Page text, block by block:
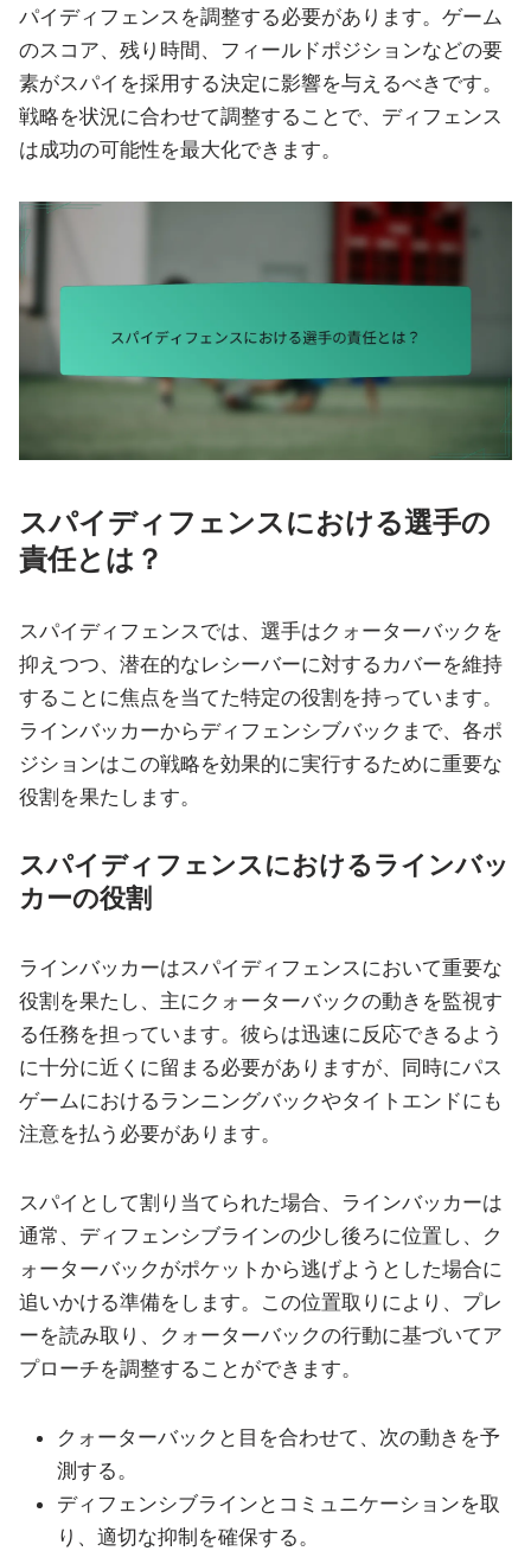
パイディフェンスを調整する必要があります。ゲーム
のスコア、残り時間、フィールドポジションなどの要
素がスパイを採用する決定に影響を与えるべきです。
戦略を状況に合わせて調整することで、ディフェンス
は成功の可能性を最大化できます。
スパイディフェンスにおける選手の
責任とは？
スパイディフェンスでは、選手はクォーターバックを
抑えつつ、潜在的なレシーバーに対するカバーを維持
することに焦点を当てた特定の役割を持っています。
ラインバッカーからディフェンシブバックまで、各ポ
ジションはこの戦略を効果的に実行するために重要な
役割を果たします。
スパイディフェンスにおけるラインバッ
カーの役割
ラインバッカーはスパイディフェンスにおいて重要な
役割を果たし、主にクォーターバックの動きを監視す
る任務を担っています。彼らは迅速に反応できるよう
に十分に近くに留まる必要がありますが、同時にパス
ゲームにおけるランニングバックやタイトエンドにも
注意を払う必要があります。
スパイとして割り当てられた場合、ラインバッカーは
通常、ディフェンシブラインの少し後ろに位置し、ク
ォーターバックがポケットから逃げようとした場合に
追いかける準備をします。この位置取りにより、プレ
ーを読み取り、クォーターバックの行動に基づいてア
プローチを調整することができます。
クォーターバックと目を合わせて、次の動きを予
測する。
ディフェンシブラインとコミュニケーションを取
り、適切な抑制を確保する。